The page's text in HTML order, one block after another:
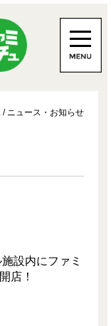
/ ニュース・お知らせ
設内にファミ
店！